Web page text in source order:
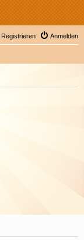
Anmelden
Registrieren